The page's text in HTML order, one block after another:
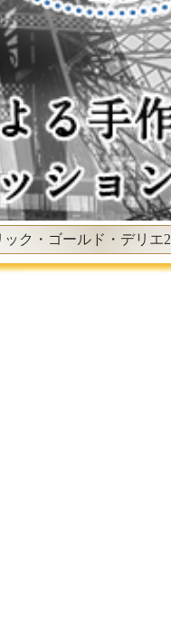
ク・ゴールド・デリエ2